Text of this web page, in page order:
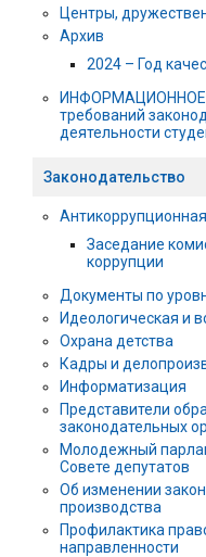
Центры,
Архив
2024 – Год
ИНФОРМАЦИОННОЕ
требований
деятельности
Законодательство
Заседание
коррупции
Документы по
Идеологическая и
Охрана детства
Кадры и
Информатизация
Представители
законодательных
Молодежный
Совете депутатов
Об изменении
производства
Профилактика
направленности